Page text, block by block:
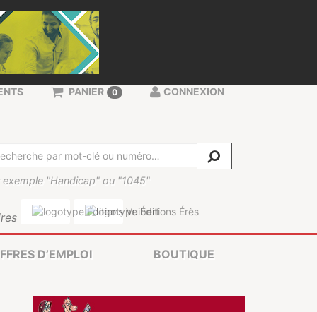
exemple "Handicap" ou "1045"
PANIER 0 CONNEXION
D’EMPLOI BOUTIQUE